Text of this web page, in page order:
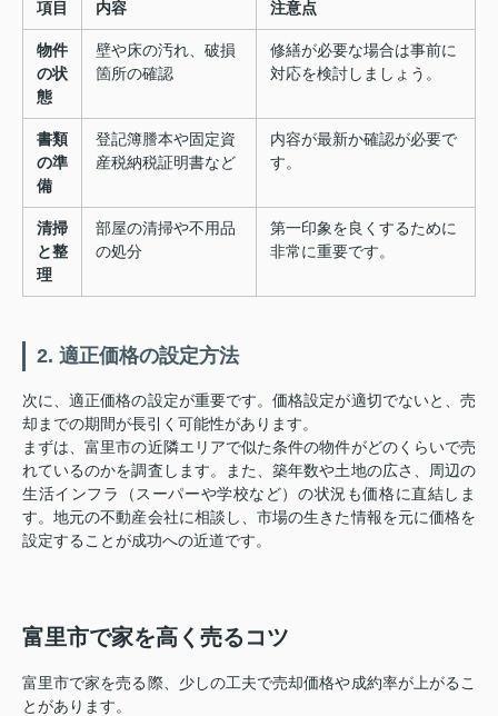
項目
内容 注意点
物件
の状
態
壁や床の汚れ、破損
箇所の確認
修繕が必要な場合は事前に
対応を検討しましょう。
書類
の準
備
登記簿謄本や固定資
産税納税証明書など
内容が最新か確認が必要で
す。
清掃
と整
理
部屋の清掃や不用品
の処分
第一印象を良くするために
非常に重要です。
2. 適正価格の設定方法
次に、適正価格の設定が重要です。価格設定が適切でないと、売
却までの期間が長引く可能性があります。
まずは、富里市の近隣エリアで似た条件の物件がどのくらいで売
れているのかを調査します。また、築年数や土地の広さ、周辺の
生活インフラ（スーパーや学校など）の状況も価格に直結しま
す。地元の不動産会社に相談し、市場の生きた情報を元に価格を
設定することが成功への近道です。
富里市で家を高く売るコツ
富里市で家を売る際、少しの工夫で売却価格や成約率が上がるこ
とがあります。